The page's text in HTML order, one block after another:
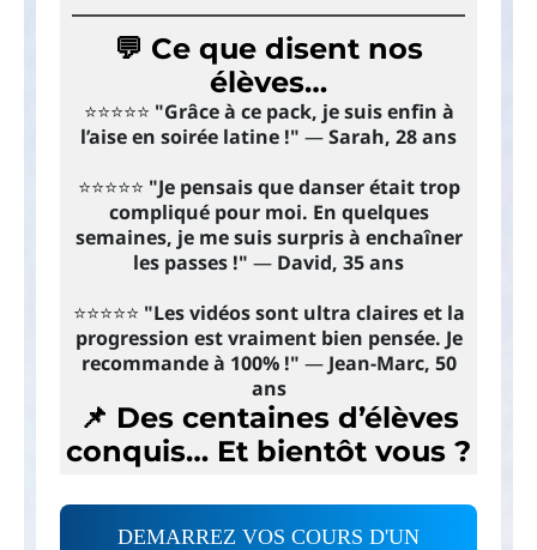
💬 Ce que disent nos
élèves…
⭐️⭐️⭐️⭐️⭐️ "Grâce à ce pack, je suis enfin à
l’aise en soirée latine !" —Sarah, 28 ans
⭐️⭐️⭐️⭐️⭐️ "Je pensais que danser était trop
compliqué pour moi. En quelques
semaines, je me suis surpris à enchaîner
les passes !" — David, 35 ans
⭐️⭐️⭐️⭐️⭐️ "Les vidéos sont ultra claires et la
progression est vraiment bien pensée. Je
recommande à 100% !" — Jean-Marc, 50
ans
📌 Des centaines d’élèves
conquis… Et bientôt vous ?
DEMARREZ VOS COURS D'UN